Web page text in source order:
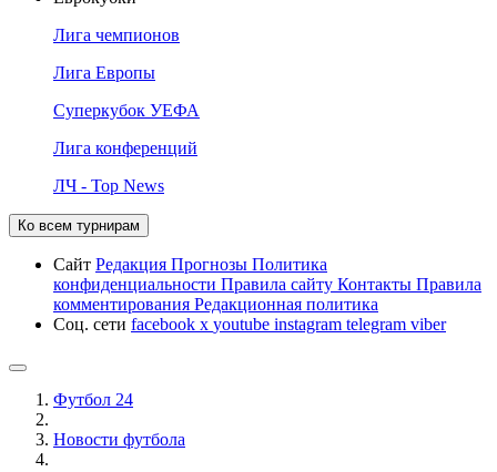
Лига чемпионов
Лига Европы
Суперкубок УЕФА
Лига конференций
ЛЧ - Top News
Ко всем турнирам
Сайт Редакция Прогнозы Политика
конфиденциальности Правила сайту Контакты Правила
комментирования Редакционная политика
Соц. сети facebook x youtube instagram telegram viber
Футбол 24
Новости футбола